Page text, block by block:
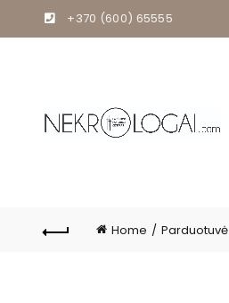
+370 (600) 65555
Home Parduotuvė